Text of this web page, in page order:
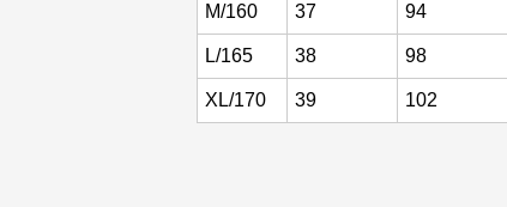
M/160 37 94
L/165 38 98
XL/170 39 102